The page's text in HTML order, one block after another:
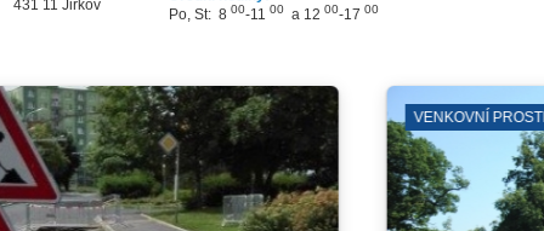
431 11 Jirkov
Po, St: 8 00-11 00 a 12 00-17 00
VENKOVNÍ PROSTRANSTVÍ